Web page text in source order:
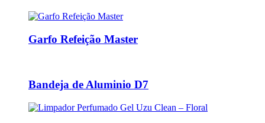
Garfo Refeição Master
Bandeja de Aluminio D7